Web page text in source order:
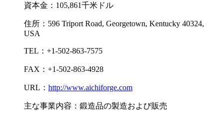
資本金： 105,861千米ドル
住所： 596 Triport Road, Georgetown, Kentucky 40324,
USA
TEL： +1-502-863-7575
FAX： +1-502-863-4928
URL： http://www.aichiforge.com
主な事業内容：鍛造品の製造および販売